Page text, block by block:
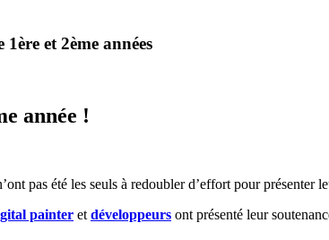
et 2ème années
année !
pas été les seuls à redoubler d’effort pour présenter
painter et développeurs ont présenté leur